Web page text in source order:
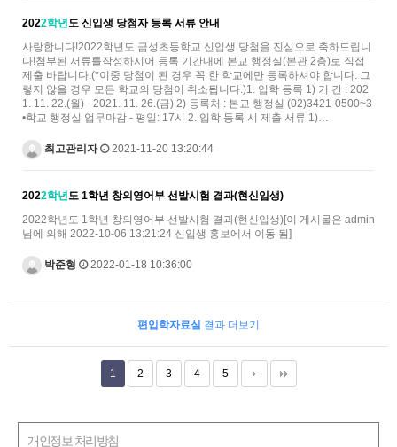
2022학년도 신입생 당첨자 등록 서류 안내
사랑합니다!2022학년도 금성초등학교 신입생 당첨을 진심으로 축하드립니
다!첨부된 서류를작성하시어 등록 기간내에 본교 행정실(본관 2층)로 직접
제출 바랍니다.(*이중 당첨이 된 경우 꼭 한 학교에만 등록하셔야 합니다. 그
렇지 않을 경우 모든 학교의 당첨이 취소됩니다.)1. 입학 등록 1) 기 간 : 202
1. 11. 22.(월) - 2021. 11. 26.(금) 2) 등록처 : 본교 행정실 (02)3421-0500~3
•학교 행정실 업무마감 - 평일: 17시 2. 입학 등록 시 제출 서류 1)…
최고관리자 2021-11-20 13:20:44
2022학년도 1학년 창의영어부 선발시험 결과(현신입생)
2022학년도 1학년 창의영어부 선발시험 결과(현신입생)[이 게시물은 admin
님에 의해 2022-10-06 13:21:24 신입생 홍보에서 이동 됨]
박준형 2022-01-18 10:36:00
편입학자료실 결과 더보기
1 2 3 4 5